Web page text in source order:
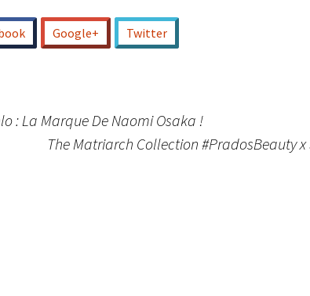
Google+ Twitter
: La Marque De Naomi Osaka !
The Matriarch Collection #PradosBeauty